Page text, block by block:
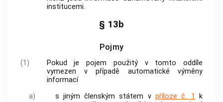
institucemi.
§ 13b
Pojmy
(1)
Pokud je pojem použitý v tomto oddíle
vymezen v případě automatické výměny
informací
a)
s jiným členským státem vpříloze č. 1
k